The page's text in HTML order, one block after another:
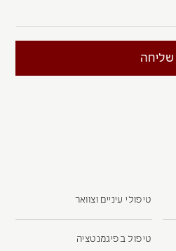
טיפולי עיניים וצוואר
טיפול בפיגמנטציה